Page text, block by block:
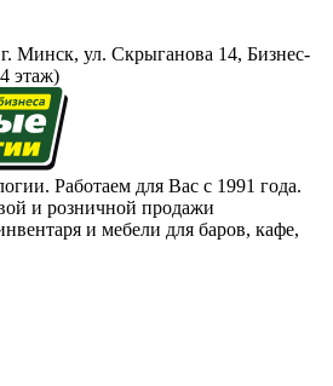
Минск, ул. Скрыганова 14, Бизнес-
этаж)
Работаем для Вас с 1991 года.
и розничной продажи
и мебели для баров, кафе,